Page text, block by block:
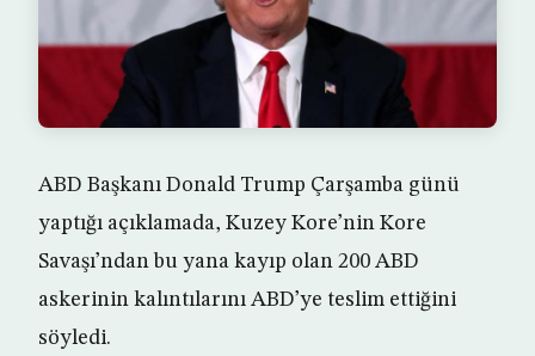
ABD Başkanı Donald Trump Çarşamba günü
yaptığı açıklamada, Kuzey Kore’nin Kore
Savaşı’ndan bu yana kayıp olan 200 ABD
askerinin kalıntılarını ABD’ye teslim ettiğini
söyledi.